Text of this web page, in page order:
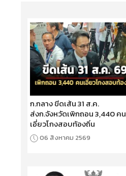
ก.กลาง ขีดเส้น 31 ส.ค.
ส่งก.จังหวัดเพิกถอน 3,440 คน
เอี่ยวโกงสอบท้องถิ่น
06 สิงหาคม 2569